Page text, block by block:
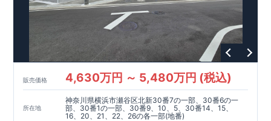
広がる青空と緑や花々に彩られた美しい街並み 家族との一体
感を感じられる住まいづくりを追求した家♪ こだわりの設備仕
様！周辺には利便施設が点在！
スマートフォンで見やすい特設サイトはこちら
https://www.e-blooming.com/bukken/06075048/
販売価格 4,630万円 ～ 5,480万円 (税込)
所在地
神奈川県横浜市瀬谷区北新30番7の一部、30番6の一
部、30番1の一部、30番9、10、5、30番14、15、
16、20、21、22、26の各一部(地番)